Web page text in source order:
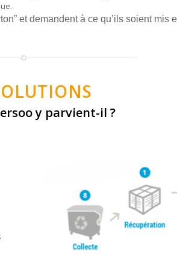
et demandent à ce qu’ils soient mis
y parvient-il ?